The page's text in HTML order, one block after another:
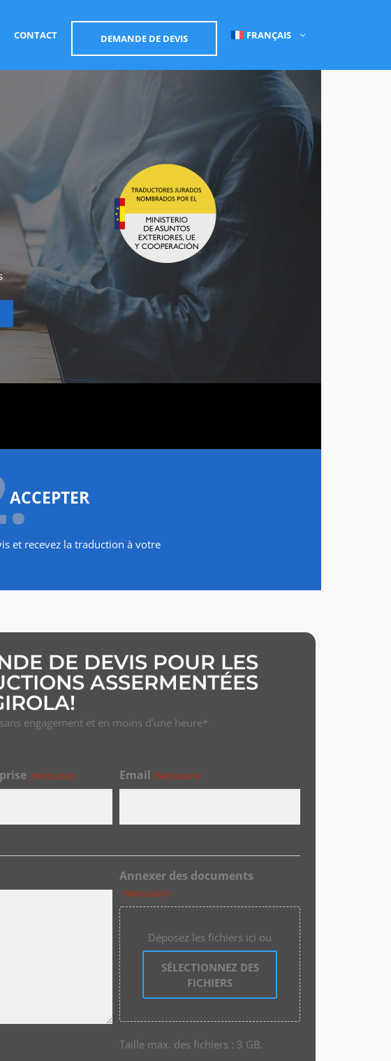
CONTACT DEMANDE DE DEVIS FRANÇAIS
ACCEPTER
et recevez la traduction à votre
DE DEVIS POUR LES
ASSERMENTÉES
engagement et en moins d’une heure*
(Nécessaire) Email (Nécessaire)
Annexer des documents
(Nécessaire)
Déposez les fichiers ici ou
SÉLECTIONNEZ DES
FICHIERS
Taille max. des fichiers : 3 GB.